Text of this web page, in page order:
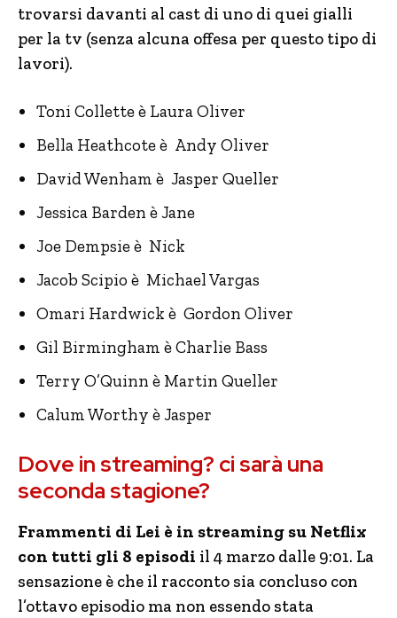
trovarsi davanti al cast di uno di quei gialli
per la tv (senza alcuna offesa per questo tipo di
lavori).
Toni Collette è Laura Oliver
Bella Heathcote è Andy Oliver
David Wenham è Jasper Queller
Jessica Barden è Jane
Joe Dempsie è Nick
Jacob Scipio è Michael Vargas
Omari Hardwick è Gordon Oliver
Gil Birmingham è Charlie Bass
Terry O’Quinn è Martin Queller
Calum Worthy è Jasper
Dove in streaming? ci sarà una
seconda stagione?
Frammenti di Lei è in streaming su Netflix
con tutti gli 8 episodi il 4 marzo dalle 9:01. La
sensazione è che il racconto sia concluso con
l’ottavo episodio ma non essendo stata